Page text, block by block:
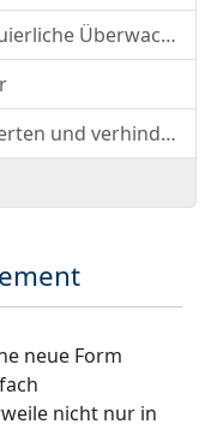
3. Projektsteuerung - die kontinuierliche Überwachung des Projekts
5. Projektrisiken erkennen, bewerten und verhindern
neue Form
nicht nur in